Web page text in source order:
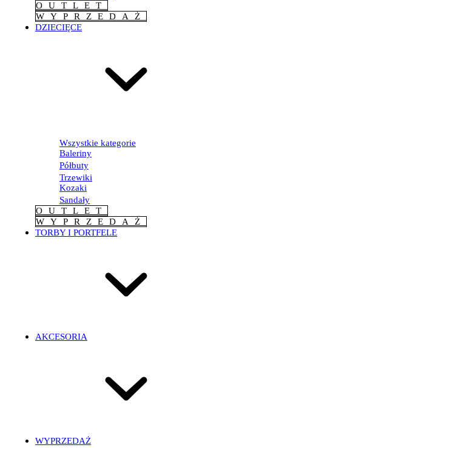
OUTLET
WYPRZEDAŻ
DZIECIĘCE
Wszystkie kategorie
Baleriny
Półbuty
Trzewiki
Kozaki
Sandały
OUTLET
WYPRZEDAŻ
TORBY I PORTFELE
AKCESORIA
WYPRZEDAŻ